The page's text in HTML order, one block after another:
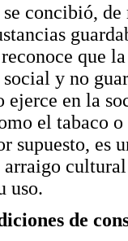
concibió,
que
y no
ejerce en la
el tabaco
supuesto, es
uso.
de